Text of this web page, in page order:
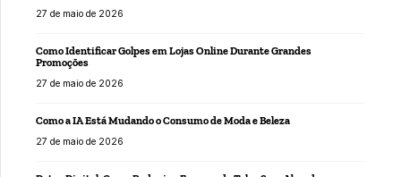
27 de maio de 2026
Como Identificar Golpes em Lojas Online Durante Grandes
Promoções
27 de maio de 2026
Como a IA Está Mudando o Consumo de Moda e Beleza
27 de maio de 2026